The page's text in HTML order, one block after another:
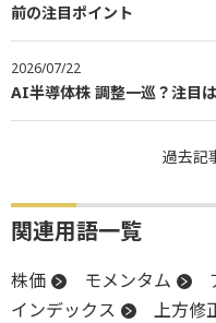
前の注目ポイント
2026/07/22
AI半導体株 調整一巡？注目
過去記
関連用語一覧
株価 モメンタム
インデックス
上方修